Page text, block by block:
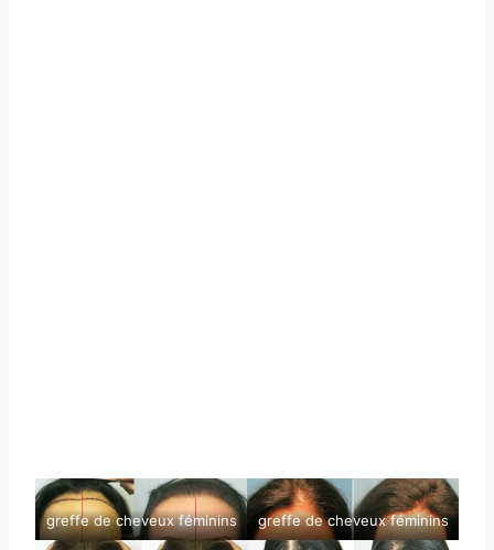
greffe de cheveux féminins greffe de cheveux féminins